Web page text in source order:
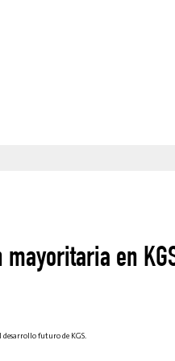
en
futuro de KGS.